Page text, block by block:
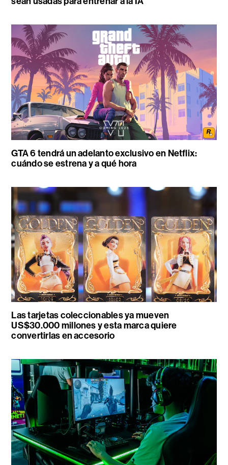
GTA 6 tendrá un adelanto exclusivo en Netflix:
cuándo se estrena y a qué hora
Las tarjetas coleccionables ya mueven
US$30.000 millones y esta marca quiere
convertirlas en accesorio